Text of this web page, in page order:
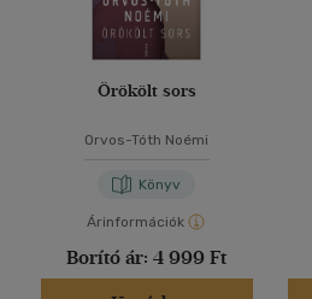
Örökölt sors
Orvos-Tóth Noémi
Könyv
Árinformációk
Borító ár: 4 999 Ft